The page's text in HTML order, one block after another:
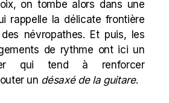
on tombe alors dans une
rappelle la délicate frontière
névropathes. Et puis, les
de rythme ont ici un
qui tend à renforcer
un désaxé de la guitare.